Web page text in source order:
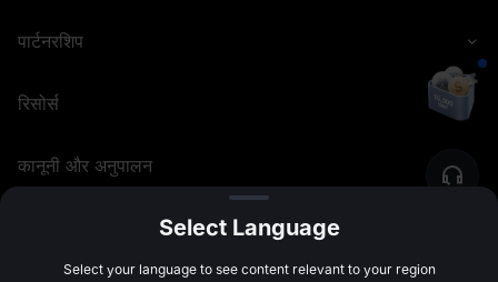
पार्टनरशिप
रिसोर्स
कानूनी और अनुपालन
©2026 MEXC.COM
Select Language
Select your language to see content relevant to your region